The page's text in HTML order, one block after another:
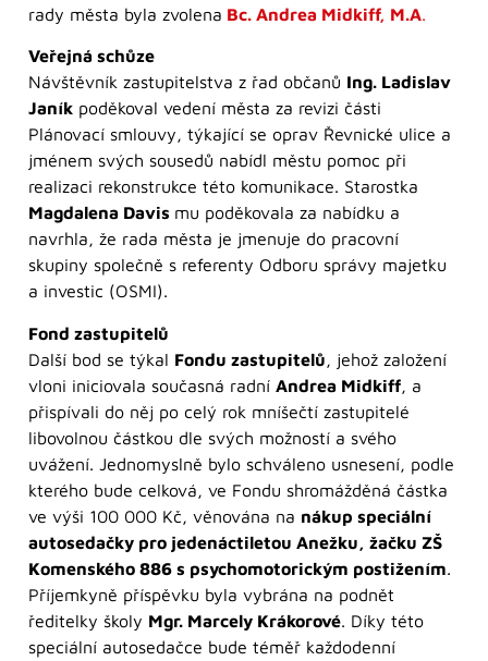
rady města byla zvolena Bc. Andrea Midkiff, M.A.
Veřejná schůze
Návštěvník zastupitelstva z řad občanů Ing. Ladislav
Janík poděkoval vedení města za revizi části
Plánovací smlouvy, týkající se oprav Řevnické ulice a
jménem svých sousedů nabídl městu pomoc při
realizaci rekonstrukce této komunikace. Starostka
Magdalena Davis mu poděkovala za nabídku a
navrhla, že rada města je jmenuje do pracovní
skupiny společně s referenty Odboru správy majetku
a investic (OSMI).
Fond zastupitelů
Další bod se týkal Fondu zastupitelů, jehož založení
vloni iniciovala současná radní Andrea Midkiff, a
přispívali do něj po celý rok mníšečtí zastupitelé
libovolnou částkou dle svých možností a svého
uvážení. Jednomyslně bylo schváleno usnesení, podle
kterého bude celková, ve Fondu shromážděná částka
ve výši 100 000 Kč, věnována na nákup speciální
autosedačky pro jedenáctiletou Anežku, žačku ZŠ
Komenského 886 s psychomotorickým postižením.
Příjemkyně příspěvku byla vybrána na podnět
ředitelky školy Mgr. Marcely Krákorové. Díky této
speciální autosedačce bude téměř každodenní